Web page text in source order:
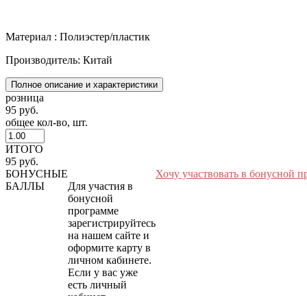
Материал : Полиэстер/пластик
Производитель: Китай
Полное описание и характеристики
розница
95 руб.
общее кол-во, шт.
ИТОГО
95 руб.
БОНУСНЫЕ
БАЛЛЫ
Для участия в
бонусной
программе
зарегистрируйтесь
на нашем сайте и
оформите карту в
личном кабинете.
Если у вас уже
есть личный
Хочу участвовать в бонусной